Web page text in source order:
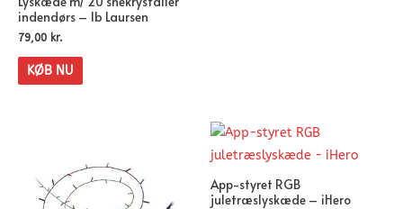
indendørs – Ib Laursen
79,00 kr.
KØB NU
App-styret RGB
juletræslyskæde – iHero